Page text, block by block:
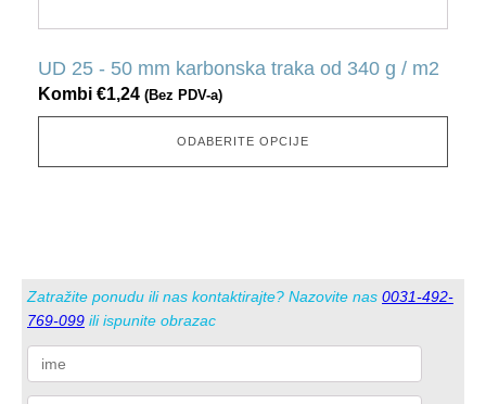
UD 25 - 50 mm karbonska traka od 340 g / m2
Kombi €1,24 (Bez PDV-a)
ODABERITE OPCIJE
ima
varijacija.
možete
Zatražite ponudu ili nas kontaktirajte? Nazovite nas 0031-492-
769-099 ili ispunite obrazac